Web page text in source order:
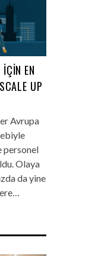
EN
UP
Avrupa
personel
Olaya
da yine